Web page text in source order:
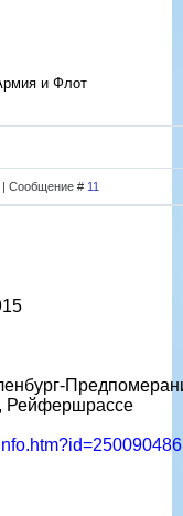
и Флот
| Сообщение # 11
Рейфершрассе